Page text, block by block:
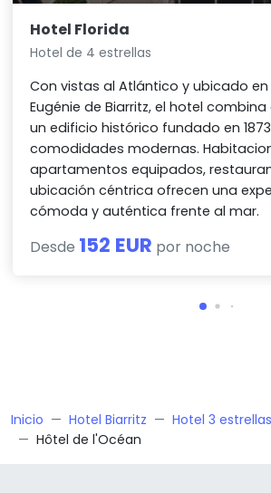
Hotel Florida
Hotel de 4 estrellas
Con vistas al Atlántico y ubicado
Eugénie de Biarritz, el hotel
un edificio histórico fundado en
comodidades modernas.
apartamentos equipados,
ubicación céntrica ofrecen una
cómoda y auténtica frente al mar.
Desde 152 EUR por noche
Inicio Hotel Biarritz
Hotel 3
Hôtel de l'Océan